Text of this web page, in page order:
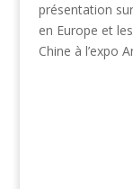
présentation
en Europe et
Chine à l’expo